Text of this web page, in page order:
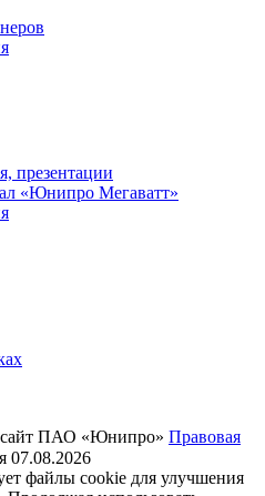
презентации
«Юнипро Мегаватт»
ПАО «Юнипро» Правовая
07.08.2026
файлы cookie для улучшения